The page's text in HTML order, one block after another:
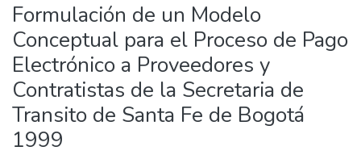
Formulación de un Modelo
Conceptual para el Proceso de Pago
Electrónico a Proveedores y
Contratistas de la Secretaria de
Transito de Santa Fe de Bogotá
1999